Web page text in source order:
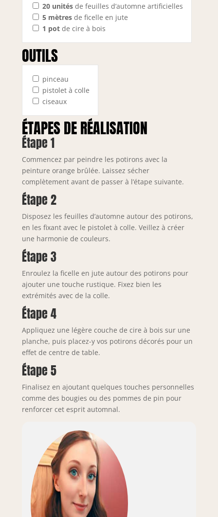
20 unitésde feuilles d’automne artificielles
5 mètresde ficelle en jute
1 potde cire à bois
OUTILS
pinceau
pistolet à colle
ciseaux
ÉTAPES DE RÉALISATION
Étape 1
Commencez par peindre les potirons avec la
peinture orange brûlée. Laissez sécher
complètement avant de passer à l’étape suivante.
Étape 2
Disposez les feuilles d’automne autour des potirons,
en les fixant avec le pistolet à colle. Veillez à créer
une harmonie de couleurs.
Étape 3
Enroulez la ficelle en jute autour des potirons pour
ajouter une touche rustique. Fixez bien les
extrémités avec de la colle.
Étape 4
Appliquez une légère couche de cire à bois sur une
planche, puis placez-y vos potirons décorés pour un
effet de centre de table.
Étape 5
Finalisez en ajoutant quelques touches personnelles
comme des bougies ou des pommes de pin pour
renforcer cet esprit automnal.